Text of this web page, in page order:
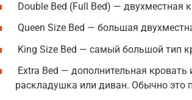
Double Bed (Full Bed) — двухместная
Queen Size Bed — большая
King Size Bed — самый большой тип
Extra Bed — дополнительная
раскладушка или диван. Обычно это